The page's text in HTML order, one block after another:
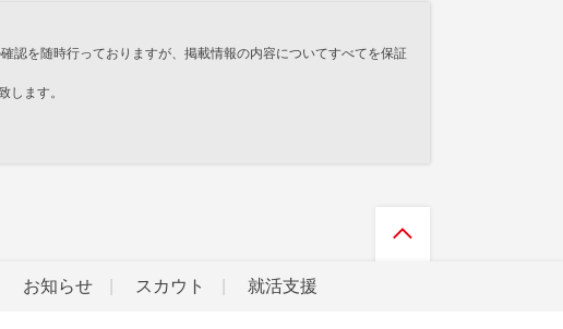
認を随時行っておりますが、掲載情報の内容についてすべてを保証
します。
お知らせ スカウト 就活支援